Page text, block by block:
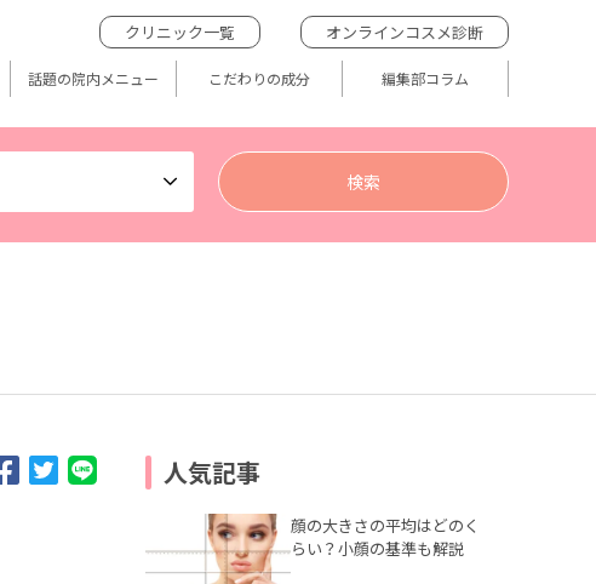
クリニック一覧 オンラインコスメ診断
話題の院内メニュー こだわりの成分 編集部コラム
人気記事
顔の大きさの平均はどのく
らい？小顔の基準も解説